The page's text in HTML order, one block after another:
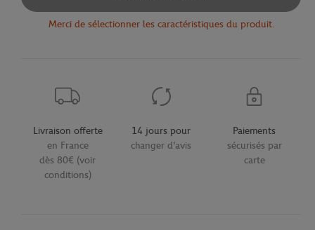
Merci de sélectionner les caractéristiques du produit.
Livraison offerte
en France
dès 80€ (voir
conditions)
14 jours pour
changer d'avis
Paiements
sécurisés par
carte